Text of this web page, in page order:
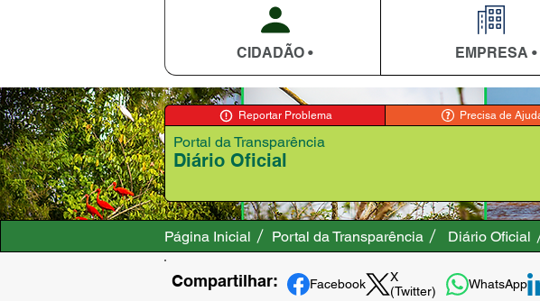
CIDADÃO • EMPRESA •
Reportar Problema Precisa de
Diário Oficial
Portal da Transparência
Página Inicial Portal da Transparência Diário Oficial
Compartilhar: Facebook
X
(Twitter)
WhatsApp